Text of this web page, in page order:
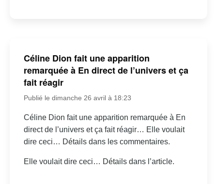
Céline Dion fait une apparition
remarquée à En direct de l’univers et ça
fait réagir
Publié le dimanche 26 avril à 18:23
Céline Dion fait une apparition remarquée à En
direct de l’univers et ça fait réagir… Elle voulait
dire ceci… Détails dans les commentaires.
Elle voulait dire ceci… Détails dans l’article.